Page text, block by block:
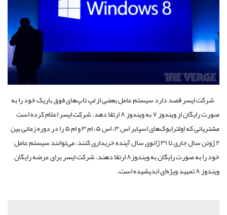
شرکت ایسر قصد دارد سیستم عامل بعضی از لپ تاپ‌های فوق باریک خود را به
صورت رایگان از ویندوز ۷ به ویندوز ۸ ارتقا دهد. شرکت ایسر اعلام کرده است
مشتریانی که اولترابوک‌های اسپایر اس ۳، اس ۵،‌ ام ۳ و‌ ام ۵ را در دوره زمانی بین
۲ ژوئن سال جاری تا ۳۱ ژانوی سال آینده خریداری کنند، می‌توانند سیستم عامل
خود را به صورت رایگان به ویندوز۸ ارتقا دهند. شرکت ایسر برای عرضه رایگان
ویندوز ۸ تمهید ویژه‌ای اندیشیده است.